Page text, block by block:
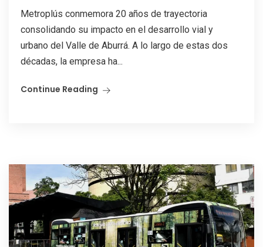
Metroplús conmemora 20 años de trayectoria
consolidando su impacto en el desarrollo vial y
urbano del Valle de Aburrá. A lo largo de estas dos
décadas, la empresa ha...
Continue Reading